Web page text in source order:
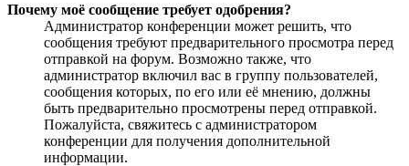
Почему моё сообщение требует одобрения?
Администратор конференции может решить, что
сообщения требуют предварительного просмотра перед
отправкой на форум. Возможно также, что
администратор включил вас в группу пользователей,
сообщения которых, по его или её мнению, должны
быть предварительно просмотрены перед отправкой.
Пожалуйста, свяжитесь с администратором
конференции для получения дополнительной
информации.